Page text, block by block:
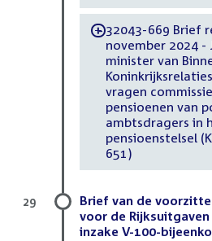
-32043-669 Brief
november 2024 -
minister van
vragen
pensioenen van
ambtsdragers in
pensioenstelsel
651)
Brief van de
voor de
inzake V-100-
29